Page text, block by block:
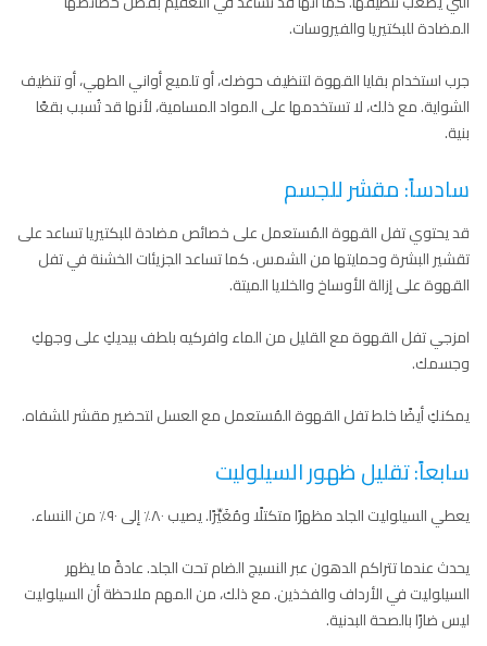
المضادة للبكتيريا والفيروسات.
جرب استخدام بقايا القهوة لتنظيف حوضك، أو تلميع أواني الطهي، أو تنظيف
الشواية. مع ذلك، لا تستخدمها على المواد المسامية، لأنها قد تُسبب بقعًا
بنية.
سادساً: مقشر للجسم
قد يحتوي تفل القهوة المُستعمل على خصائص مضادة للبكتيريا تساعد على
تقشير البشرة وحمايتها من الشمس. كما تساعد الجزيئات الخشنة في تفل
القهوة على إزالة الأوساخ والخلايا الميتة.
امزجي تفل القهوة مع القليل من الماء وافركيه بلطف بيديكِ على وجهكِ
وجسمك.
يمكنكِ أيضًا خلط تفل القهوة المُستعمل مع العسل لتحضير مقشر للشفاه.
سابعاً: تقليل ظهور السيلوليت
يعطي السيلوليت الجلد مظهرًا متكتلًا ومُغَيِّرًا. يصيب ٨٠٪ إلى ٩٠٪ من النساء.
يحدث عندما تتراكم الدهون عبر النسيج الضام تحت الجلد. عادةً ما يظهر
السيلوليت في الأرداف والفخذين. مع ذلك، من المهم ملاحظة أن السيلوليت
ليس ضارًا بالصحة البدنية.